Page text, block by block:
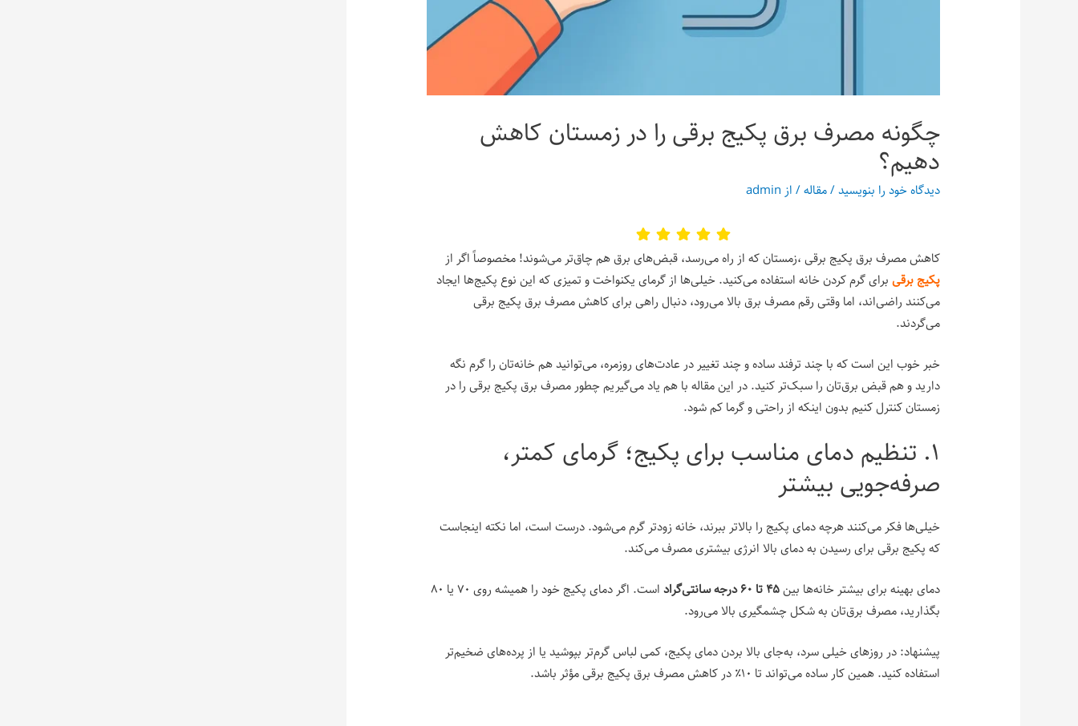
چگونه مصرف برق پکیج برقی را در زمستان کاهش
دهیم؟
دیدگاه‌ خود را بنویسید/مقاله/ از admin
کاهش مصرف برق پکیج برقی ،زمستان که از راه می‌رسد، قبض‌های برق هم چاق‌تر می‌شوند! مخصوصاً اگر از
پکیج برقی برای گرم کردن خانه استفاده می‌کنید. خیلی‌ها از گرمای یکنواخت و تمیزی که این نوع پکیج‌ها ایجاد
می‌کنند راضی‌اند، اما وقتی رقم مصرف برق بالا می‌رود، دنبال راهی برای کاهش مصرف برق پکیج برقی
می‌گردند.
خبر خوب این است که با چند ترفند ساده و چند تغییر در عادت‌های روزمره، می‌توانید هم خانه‌تان را گرم نگه
دارید و هم قبض برق‌تان را سبک‌تر کنید. در این مقاله با هم یاد می‌گیریم چطور مصرف برق پکیج برقی را در
زمستان کنترل کنیم بدون اینکه از راحتی و گرما کم شود.
۱. تنظیم دمای مناسب برای پکیج؛ گرمای کمتر،
صرفه‌جویی بیشتر
خیلی‌ها فکر می‌کنند هرچه دمای پکیج را بالاتر ببرند، خانه زودتر گرم می‌شود. درست است، اما نکته اینجاست
که پکیج برقی برای رسیدن به دمای بالا انرژی بیشتری مصرف می‌کند.
دمای بهینه برای بیشتر خانه‌ها بین۴۵ تا ۶۰ درجه سانتی‌گراد
است. اگر دمای پکیج خود را همیشه روی ۷۰ یا ۸۰
بگذارید، مصرف برق‌تان به شکل چشمگیری بالا می‌رود.
پیشنهاد: در روزهای خیلی سرد، به‌جای بالا بردن دمای پکیج، کمی لباس گرم‌تر بپوشید یا از پرده‌های ضخیم‌تر
استفاده کنید. همین کار ساده می‌تواند تا ۱۰٪ در کاهش مصرف برق پکیج برقی مؤثر باشد.